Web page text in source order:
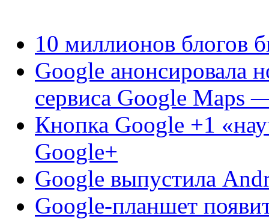
10 миллионов блогов
Google анонсировала
сервиса Google Maps
Кнопка Google +1
Google+
Google выпустила
Google-планшет